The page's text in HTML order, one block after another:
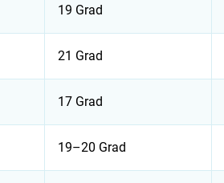
19 Grad
21 Grad
17 Grad
19–20 Grad